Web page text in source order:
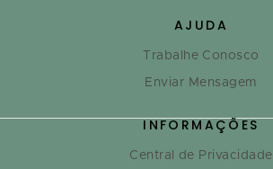
AJUDA
Trabalhe Conosco
Enviar Mensagem
INFORMAÇÕES
Central de Privacidade